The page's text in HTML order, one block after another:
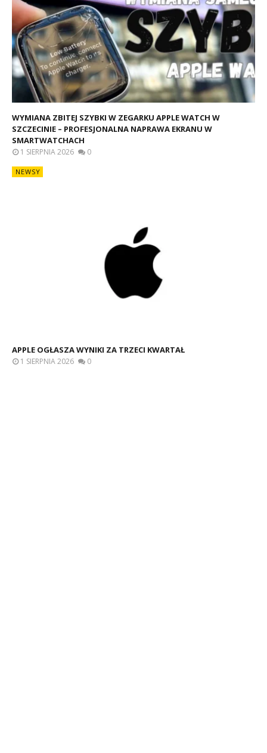
WYMIANA ZBITEJ SZYBKI W ZEGARKU APPLE WATCH W
SZCZECINIE – PROFESJONALNA NAPRAWA EKRANU W
SMARTWATCHACH
1 SIERPNIA 2026 0
NEWSY
APPLE OGŁASZA WYNIKI ZA TRZECI KWARTAŁ
1 SIERPNIA 2026 0